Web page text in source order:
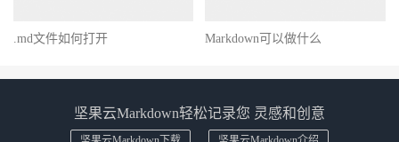
.md文件如何打开 Markdown可以做什么
坚果云Markdown轻松记录您 灵感和创意